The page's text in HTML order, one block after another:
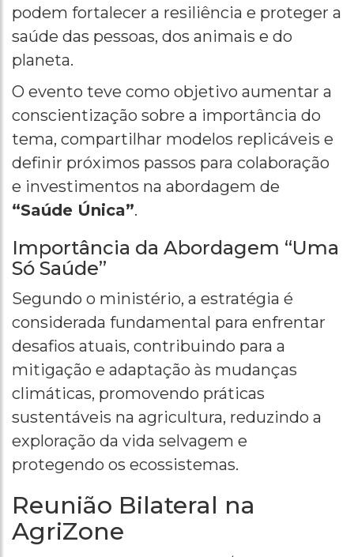
podem fortalecer a resiliência e proteger a
saúde das pessoas, dos animais e do
planeta.
O evento teve como objetivo aumentar a
conscientização sobre a importância do
tema, compartilhar modelos replicáveis e
definir próximos passos para colaboração
e investimentos na abordagem de
“Saúde Única”.
Importância da Abordagem “Uma
Só Saúde”
Segundo o ministério, a estratégia é
considerada fundamental para enfrentar
desafios atuais, contribuindo para a
mitigação e adaptação às mudanças
climáticas, promovendo práticas
sustentáveis na agricultura, reduzindo a
exploração da vida selvagem e
protegendo os ecossistemas.
Reunião Bilateral na
AgriZone